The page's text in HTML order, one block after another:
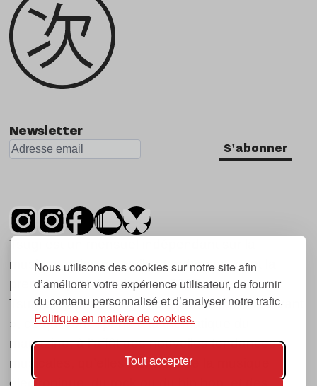
Nous utilisons des cookies sur notre site afin
d’améliorer votre expérience utilisateur, de fournir
du contenu personnalisé et d’analyser notre trafic.
Politique en matière de cookies.
Tout accepter
Newsletter
S'abonner
Tsugi est un mensuel indépendant sur la
musique et les nouvelles tendances, dont la
première parution date de 2007.
Tsugi en japonais signifie « prochain », « suivant
», ce qui correspond à la thématique du
magazine, à l’affût des nouvelles tendances
musicales, qu’elles viennent de la musique
électronique, du rock ou du hip hop, et des